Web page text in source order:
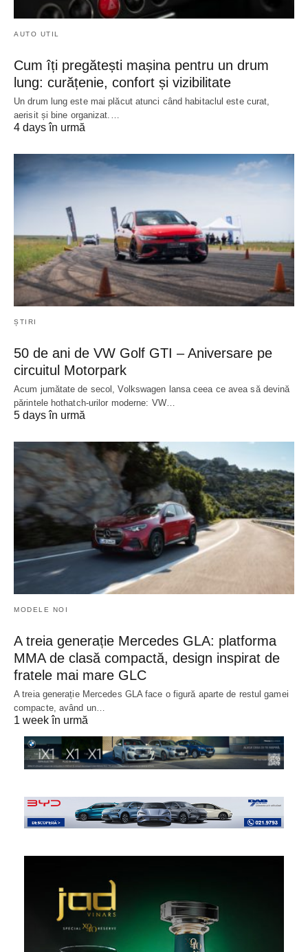
AUTO UTIL
Cum îți pregătești mașina pentru un drum
lung: curățenie, confort și vizibilitate
Un drum lung este mai plăcut atunci când habitaclul este curat,
aerisit și bine organizat.…
4 days în urmă
ȘTIRI
50 de ani de VW Golf GTI – Aniversare pe
circuitul Motorpark
Acum jumătate de secol, Volkswagen lansa ceea ce avea să devină
părintele hothatch-urilor moderne: VW…
5 days în urmă
MODELE NOI
A treia generație Mercedes GLA: platforma
MMA de clasă compactă, design inspirat de
fratele mai mare GLC
A treia generație Mercedes GLA face o figură aparte de restul gamei
compacte, având un…
1 week în urmă